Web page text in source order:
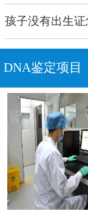
孩子没有出生
DNA鉴定项目